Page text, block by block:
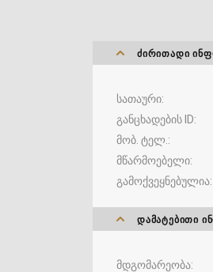
ᲫᲘᲠᲘᲗᲐᲓᲘ
სათაური
განცხადების ID
მობ. ტელ.
მწარმოებელი
გამოქვეყნებულია
ᲓᲐᲛᲐᲢᲔᲑᲘᲗᲘ
მდგომარეობა